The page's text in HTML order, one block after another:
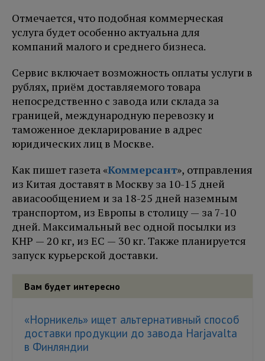
Отмечается, что подобная коммерческая
услуга будет особенно актуальна для
компаний малого и среднего бизнеса.
Сервис включает возможность оплаты услуги в
рублях, приём доставляемого товара
непосредственно с завода или склада за
границей, международную перевозку и
таможенное декларирование в адрес
юридических лиц в Москве.
Как пишет газета «Коммерсант», отправления
из Китая доставят в Москву за 10-15 дней
авиасообщением и за 18-25 дней наземным
транспортом, из Европы в столицу — за 7-10
дней. Максимальный вес одной посылки из
КНР — 20 кг, из ЕС — 30 кг. Также планируется
запуск курьерской доставки.
Вам будет интересно
«Норникель» ищет альтернативный способ
доставки продукции до завода Harjavalta
в Финляндии